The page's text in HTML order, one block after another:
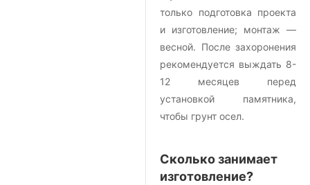
только подготовка проекта
и изготовление; монтаж —
весной. После захоронения
рекомендуется выждать 8-
12 месяцев перед
установкой памятника,
чтобы грунт осел.
Сколько занимает
изготовление?